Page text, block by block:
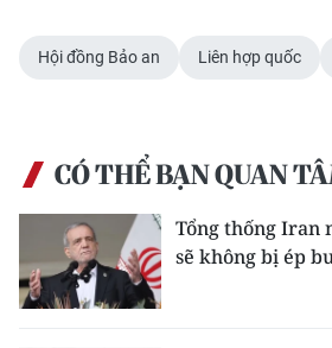
ĐỌC BÁO IN
ENGLISH
Hội đồng Bảo an Liên hợp quốc
CÓ THỂ BẠN QUAN
Tổng thống Iran
sẽ không bị ép